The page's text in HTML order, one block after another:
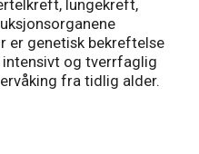
lungekreft,
er genetisk bekreftelse
og tverrfaglig
fra tidlig alder.